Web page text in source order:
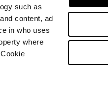
such as
content, ad
in who uses
where